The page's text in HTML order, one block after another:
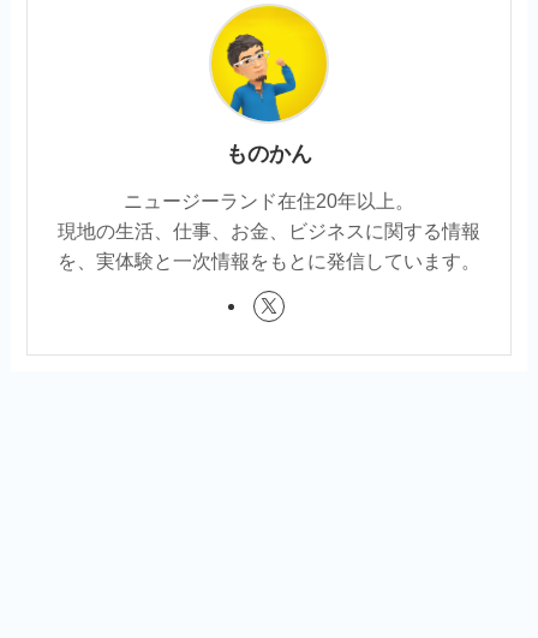
ものかん
ニュージーランド在住20年以上。
現地の生活、仕事、お金、ビジネスに関する情報
を、実体験と一次情報をもとに発信しています。